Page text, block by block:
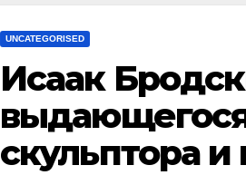
UNCATEGORISED
Исаак
скульптора и